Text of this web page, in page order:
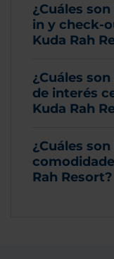
¿Cuáles
in y check-
Kuda Rah
¿Cuáles
de interés
Kuda Rah
¿Cuáles
Rah Resort?